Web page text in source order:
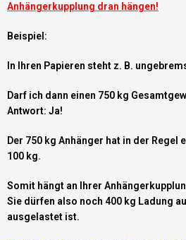
Anhängerkupplung dran hängen!
Beispiel:
In Ihren Papieren steht z. B.
Darf ich dann einen 750 kg
Antwort: Ja!
Der 750 kg Anhänger hat in der Regel
100 kg.
Somit hängt an Ihrer
Sie dürfen also noch 400 kg Ladung
ausgelastet ist.